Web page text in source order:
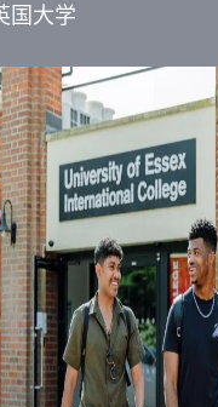
国大学